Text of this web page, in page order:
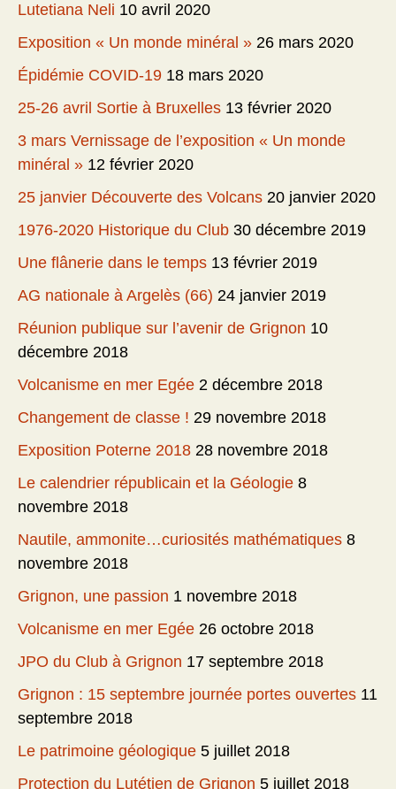
Lutetiana Neli 10 avril 2020
Exposition « Un monde minéral » 26 mars 2020
Épidémie COVID-19 18 mars 2020
25-26 avril Sortie à Bruxelles 13 février 2020
3 mars Vernissage de l’exposition « Un monde
minéral » 12 février 2020
25 janvier Découverte des Volcans 20 janvier 2020
1976-2020 Historique du Club 30 décembre 2019
Une flânerie dans le temps 13 février 2019
AG nationale à Argelès (66) 24 janvier 2019
Réunion publique sur l’avenir de Grignon 10
décembre 2018
Volcanisme en mer Egée 2 décembre 2018
Changement de classe ! 29 novembre 2018
Exposition Poterne 2018 28 novembre 2018
Le calendrier républicain et la Géologie 8
novembre 2018
Nautile, ammonite…curiosités mathématiques 8
novembre 2018
Grignon, une passion 1 novembre 2018
Volcanisme en mer Egée 26 octobre 2018
JPO du Club à Grignon 17 septembre 2018
Grignon : 15 septembre journée portes ouvertes 11
septembre 2018
Le patrimoine géologique 5 juillet 2018
Protection du Lutétien de Grignon 5 juillet 2018